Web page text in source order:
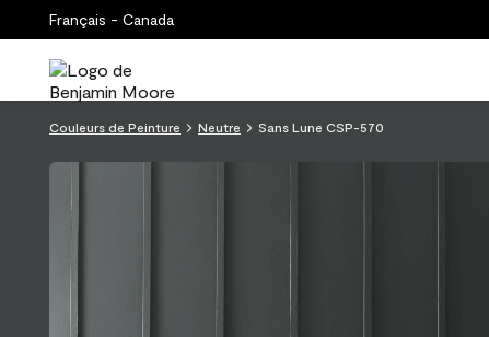
Français - Canada
Couleurs de Peinture Neutre Sans Lune CSP-570